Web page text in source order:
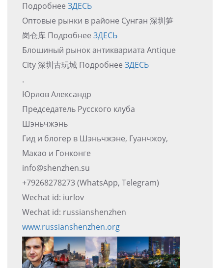
Подробнее ЗДЕСЬ
Оптовые рынки в районе Сунган 深圳笋
岗仓库 Подробнее ЗДЕСЬ
Блошиный рынок антиквариата Antique
City 深圳古玩城 Подробнее ЗДЕСЬ
.
Юрлов Александр
Председатель Русского клуба
Шэньчжэнь
Гид и блогер в Шэньчжэне, Гуанчжоу,
Макао и Гонконге
info@shenzhen.su
+79268278273 (WhatsApp, Telegram)
Wechat id: iurlov
Wechat id: russianshenzhen
www.russianshenzhen.org